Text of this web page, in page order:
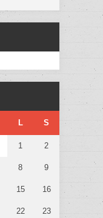
L S
1 2
8 9
15 16
22 23